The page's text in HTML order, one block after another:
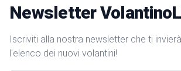
Newsletter
Iscriviti alla nostra newsletter che ti
l'elenco dei nuovi volantini!